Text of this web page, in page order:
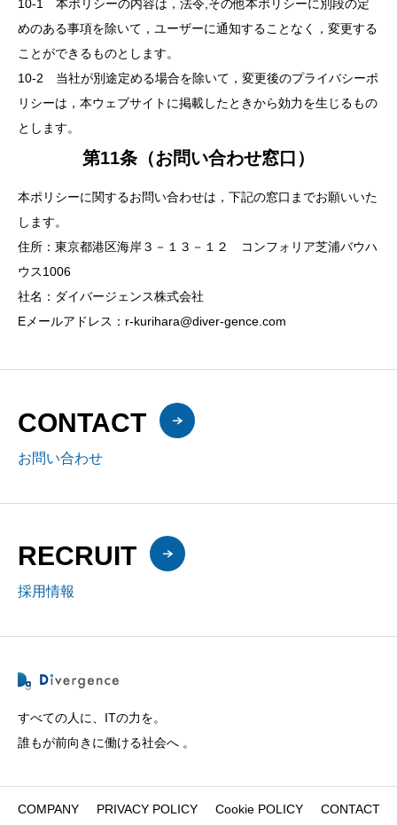
10-1 本ポリシーの内容は，法令,その他本ポリシーに別段の定
めのある事項を除いて，ユーザーに通知することなく，変更する
ことができるものとします。
10-2 当社が別途定める場合を除いて，変更後のプライバシーポ
リシーは，本ウェブサイトに掲載したときから効力を生じるもの
とします。
第11条（お問い合わせ窓口）
本ポリシーに関するお問い合わせは，下記の窓口までお願いいた
します。
住所：東京都港区海岸３－１３－１２ コンフォリア芝浦バウハ
ウス1006
社名：ダイバージェンス株式会社
Eメールアドレス：r-kurihara@diver-gence.com
CONTACT
お問い合わせ
RECRUIT
採用情報
すべての人に、ITの力を。
誰もが前向きに働ける社会へ 。
COMPANY PRIVACY POLICY Cookie POLICY CONTACT